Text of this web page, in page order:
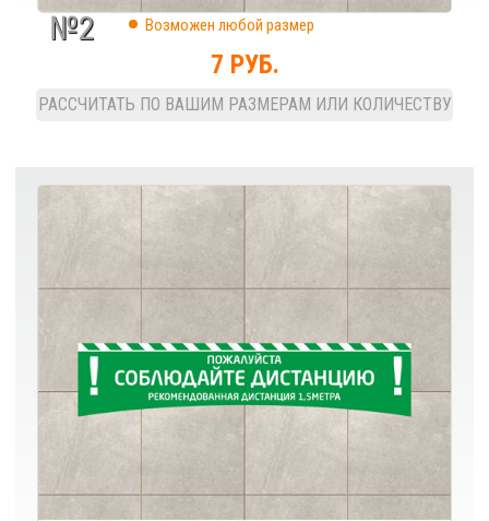
№2 Возможен любой размер
7 РУБ.
РАССЧИТАТЬ ПО ВАШИМ РАЗМЕРАМ ИЛИ КОЛИЧЕСТВУ